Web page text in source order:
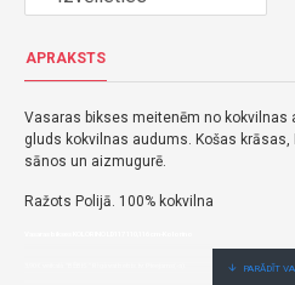
APRAKSTS
Vasaras bikses meitenēm no kokvilnas
gluds kokvilnas audums. Košas krāsas,
sānos un aizmugurē.
Ražots Polijā. 100% kokvilna